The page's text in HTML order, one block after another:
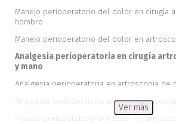
Manejo perioperatorio del dolor en cirugía
hombro
Manejo perioperatorio del dolor en
Analgesia perioperatoria en cirugía
y mano
Analgesia perioperatoria en artroscopia de
Analgesia perioperatoria en cirugía
Manejo perioperatorio del dolor en
Ver más